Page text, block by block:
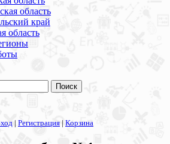
область
край
область
| Регистрация | Корзина